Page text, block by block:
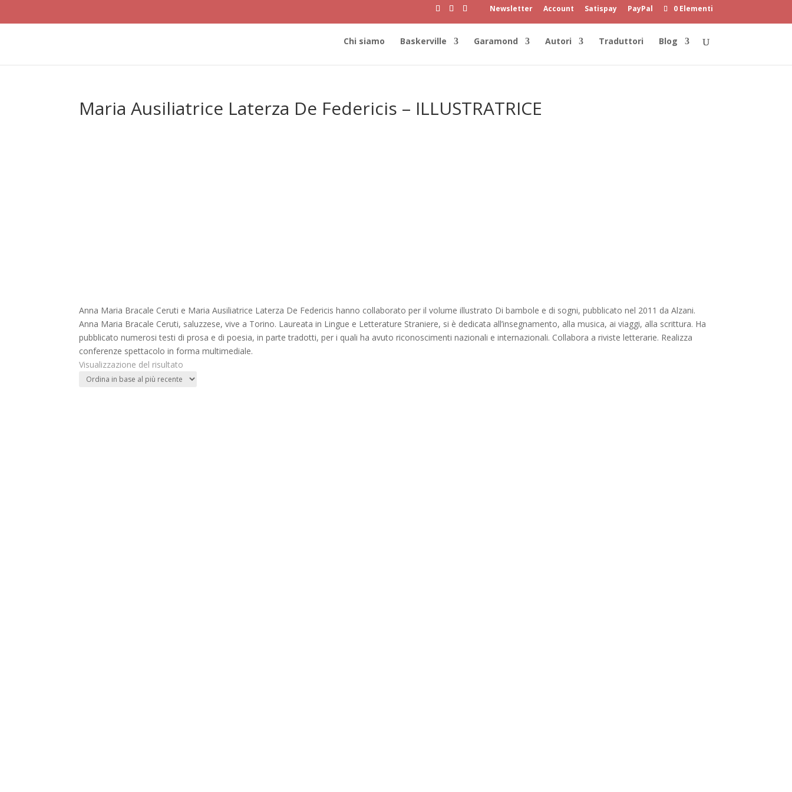
Newsletter Account Satispay PayPal 0 Elementi
Chi siamo Baskerville Garamond Autori Traduttori Blog
Maria Ausiliatrice Laterza De Federicis – ILLUSTRATRICE
Anna Maria Bracale Ceruti e Maria Ausiliatrice Laterza De Federicis hanno collaborato per il volume illustrato Di bambole e di sogni, pubblicato nel 2011 da Alzani.
Anna Maria Bracale Ceruti, saluzzese, vive a Torino. Laureata in Lingue e Letterature Straniere, si è dedicata all’insegnamento, alla musica, ai viaggi, alla scrittura. Ha
pubblicato numerosi testi di prosa e di poesia, in parte tradotti, per i quali ha avuto riconoscimenti nazionali e internazionali. Collabora a riviste letterarie. Realizza
conferenze spettacolo in forma multimediale.
Visualizzazione del risultato